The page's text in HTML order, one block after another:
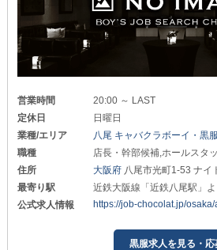
営業時間
20:00 ～ LAST
定休日
日曜日
業種/エリア
八尾 キャバクラボーイ・黒
職種
店長・幹部候補,ホールスタ
住所
大阪府 八尾市光町1-53 ナイ
最寄り駅
近鉄大阪線「近鉄八尾駅」
公式求人情報
https://job-chocolat.jp/
黒服求人を見る・応